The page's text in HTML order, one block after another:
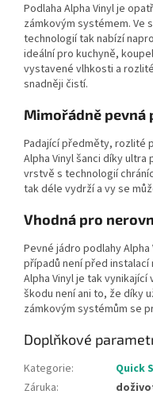
Podlaha Alpha Vinyl je
zámkovým systémem. Ve
technologiítak nabízí
ideální pro kuchyně,
vystavené vlhkosti a
snadněji čistí.
Mimořádně
Padající předměty, rozlité
Alpha Vinyl šanci díkyultra
vrstvě s technologií
tak déle vydrží a vy se
Vhodná pro
Pevné jádro podlahy
případů není před
Alpha Vinyl je takvynikající
škodu není ani to, že díky
zámkovým systémům se
Doplňkové
Kategorie:
Quick
Záruka: